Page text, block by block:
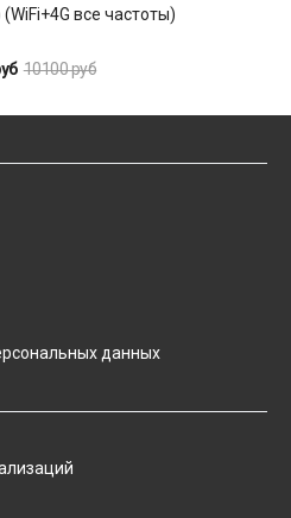
все частоты)
10100 руб
данных